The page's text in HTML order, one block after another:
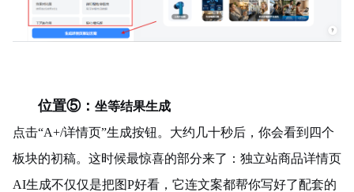
位置⑤： 坐等结果生成
点击“A+/详情页”生成按钮。大约几十秒后，你会看到四个
板块的初稿。这时候最惊喜的部分来了：独立站商品详情页
AI生成不仅仅是把图P好看，它连文案都帮你写好了配套的